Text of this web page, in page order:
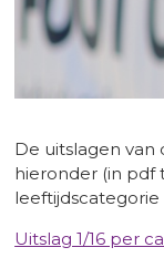
De uitslagen van
hieronder (in pdf
Uitslag 1/16 per